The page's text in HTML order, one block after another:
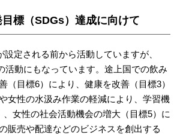
標（SDGs）達成に向けて
設定される前から活動していますが、
活動にもなっています。途上国での飲み
（目標6）により、健康を改善（目標3）
女性の水汲み作業の軽減により、学習機
、女性の社会活動機会の増大（目標5）に
販売や配達などのビジネスを創出する